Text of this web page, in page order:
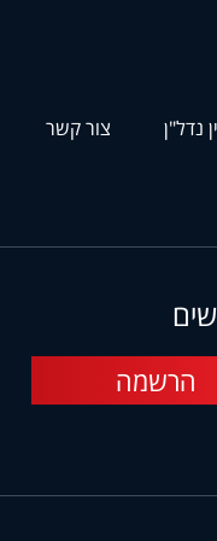
נדל"ן צור קשר